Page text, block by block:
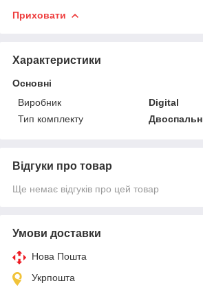
Приховати
Характеристики
Основні
Виробник
Digital
Тип комплекту
Відгуки про товар
Ще немає відгуків про цей товар
Умови доставки
Нова Пошта
Укрпошта